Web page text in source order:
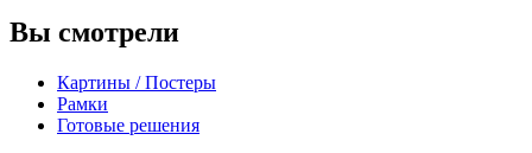
Вы смотрели
Картины / Постеры
Рамки
Готовые решения